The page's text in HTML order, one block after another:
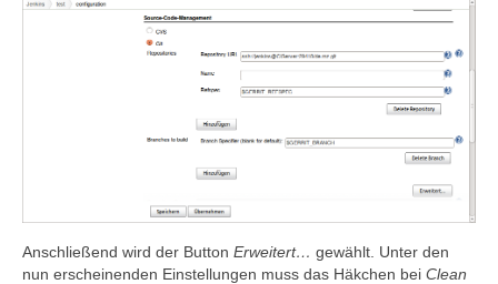
Anschließend wird der Button Erweitert… gewählt. Unter den
nun erscheinenden Einstellungen muss das Häkchen bei Clean